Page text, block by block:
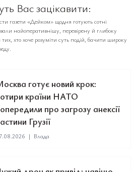
Вас зацікавити:
газети «Дейком» щодня готують сотні
найоперативнішу, перевірену й глибоку
хто хоче розуміти суть подій, бачити широку
готує новий крок:
країни НАТО
про загрозу анексії
Грузії
| Влада